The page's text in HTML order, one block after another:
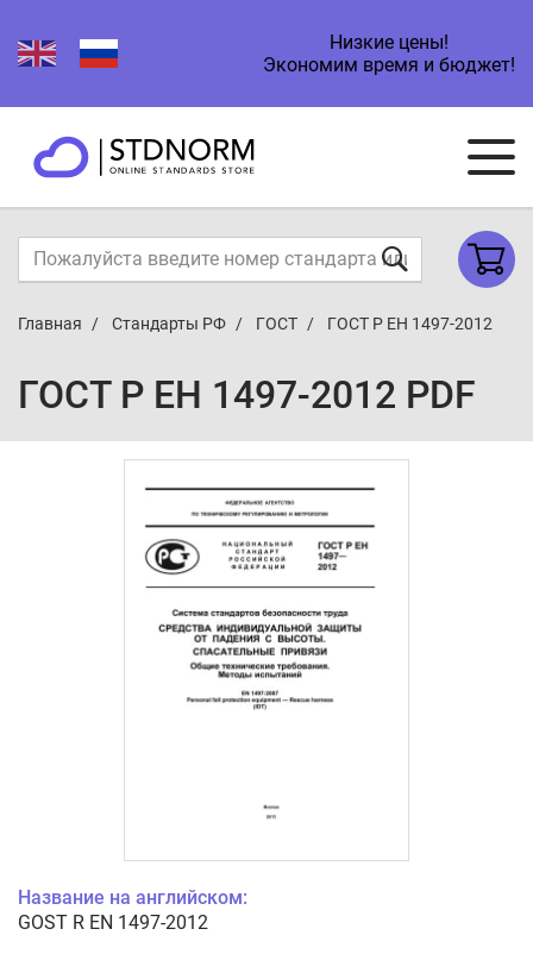
Низкие цены!
Экономим время и бюджет!
Главная Стандарты РФ ГОСТ ГОСТ Р ЕН 1497-2012
ГОСТ Р ЕН 1497-2012 PDF
Название на английском:
GOST R EN 1497-2012